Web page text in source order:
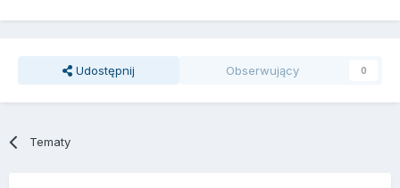
Udostępnij Obserwujący 0
Tematy